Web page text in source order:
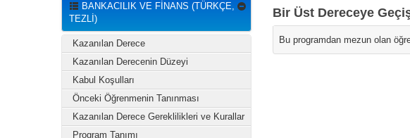
BANKACILIK VE FİNANS (TÜRKÇE,
TEZLİ)
Kazanılan Derece
Kazanılan Derecenin Düzeyi
Kabul Koşulları
Önceki Öğrenmenin Tanınması
Kazanılan Derece Gereklilikleri ve Kurallar
Program Tanımı
Bir Üst Dereceye
Bu programdan mezun olan